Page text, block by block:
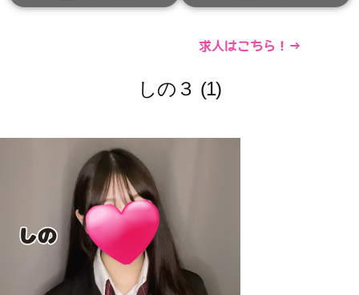
求人はこちら！→
しの３ (1)